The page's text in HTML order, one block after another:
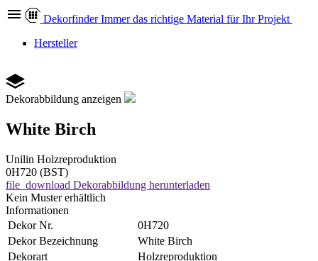
Dekorfinder Immer das richtige Material für Ihr Projekt
Hersteller
Dekorabbildung anzeigen
White Birch
Unilin Holzreproduktion
0H720 (BST)
file_download Dekorabbildung herunterladen
Kein Muster erhältlich
Informationen
Dekor Nr.
0H720
Dekor Bezeichnung
White Birch
Dekorart
Holzreproduktion